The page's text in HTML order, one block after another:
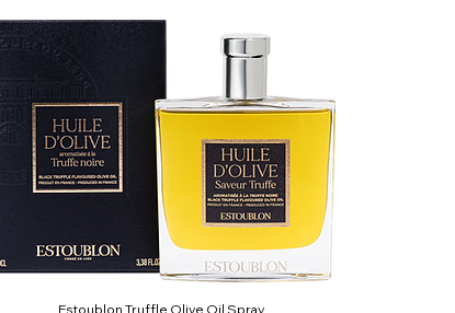
Estoublon Truffle Olive Oil Spray